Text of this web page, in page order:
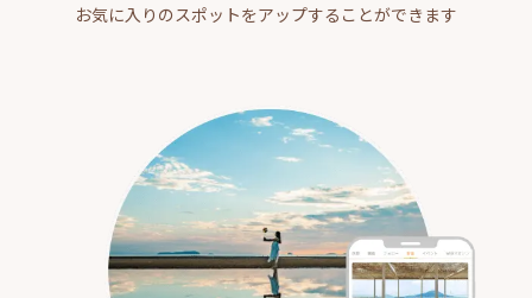
お気に入りのスポットをアップすることができます